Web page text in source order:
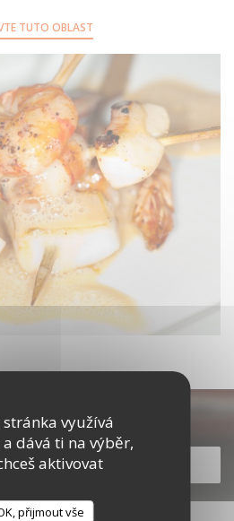
využívá
dává ti na výběr,
aktivovat
přijmout vše
TUTO OBLAST
naše menu
NAŠE MENU